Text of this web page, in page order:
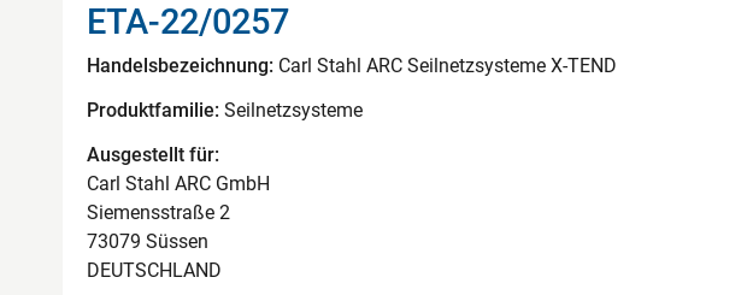
ETA-22/0257
Handelsbezeichnung: Carl Stahl ARC Seilnetzsysteme X-TEND
Produktfamilie: Seilnetzsysteme
Ausgestellt für:
Carl Stahl ARC GmbH
Siemensstraße 2
73079 Süssen
DEUTSCHLAND